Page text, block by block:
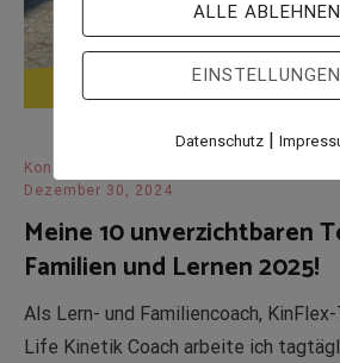
Konzentration
Dezember 30, 2024
Meine 10 unverzichtbaren
Familien und Lernen 2025!
Als Lern- und Familiencoach,
Life Kinetik Coach arbeite ich
ALLE ABLEHNEN
EINSTELLUNGEN
Datenschutz |